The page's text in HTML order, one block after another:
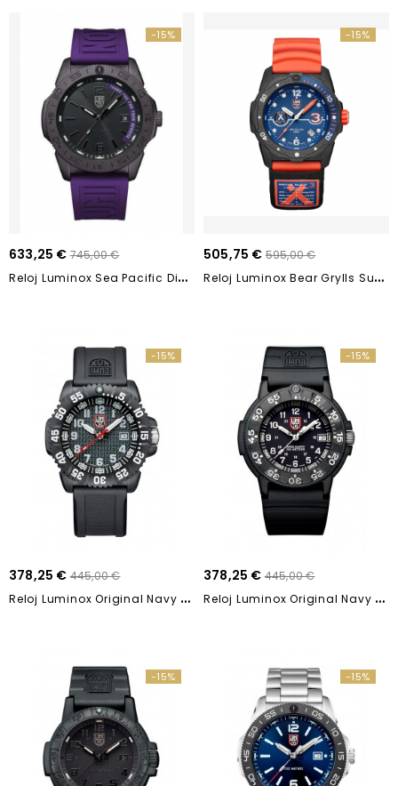
-15%
633,25 € 745,00 €
R
Eloj Luminox Sea Pacific Diver 3120 Edición...
-15%
505,75 € 595,00 €
R
Eloj Luminox Bear Grylls Survival XB.3723.R3 42mm
-15%
378,25 € 445,00 €
R
Eloj Luminox Original Navy Seal GGL.L3051 44mm
-15%
378,25 € 445,00 €
R
Eloj Luminox Original Navy Seal XS.3001 43mm
-15% -15%